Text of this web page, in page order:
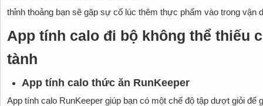
thỉnh thoảng bạn sẽ gặp sự cố lúc thêm thực phẩm vào trong vận
App tính calo đi bộ không thể thiếu
tành
App tính calo thức ăn RunKeeper
App tính calo RunKeeper giúp bạn có một chế độ tập dượt giỏi